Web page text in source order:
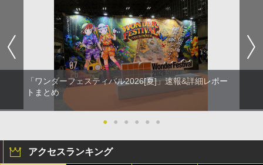
「ワンダーフェスティバル2026[夏]」速報&詳細レポー
トまとめ
● ● ● ● ● ●
アクセスランキング